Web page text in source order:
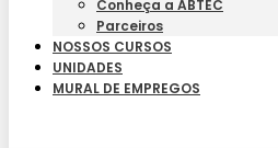
Conheça a ABTEC
Parceiros
NOSSOS CURSOS
UNIDADES
MURAL DE EMPREGOS